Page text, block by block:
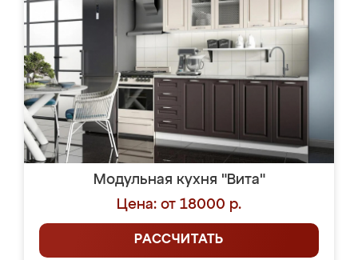
Модульная кухня "Вита"
Цена: от 18000 р.
РАССЧИТАТЬ